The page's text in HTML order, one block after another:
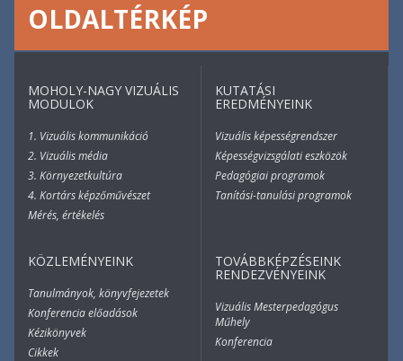
OLDALTÉRKÉP
MOHOLY-NAGY VIZUÁLIS
MODULOK
1. Vizuális kommunikáció
2. Vizuális média
3. Környezetkultúra
4. Kortárs képzőművészet
Mérés, értékelés
KUTATÁSI
EREDMÉNYEINK
Vizuális képességrendszer
Képességvizsgálati eszközök
Pedagógiai programok
Tanítási-tanulási programok
KÖZLEMÉNYEINK
Tanulmányok, könyvfejezetek
Konferencia előadások
Kézikönyvek
Cikkek
TOVÁBBKÉPZÉSEINK
RENDEZVÉNYEINK
Vizuális Mesterpedagógus
Műhely
Konferencia